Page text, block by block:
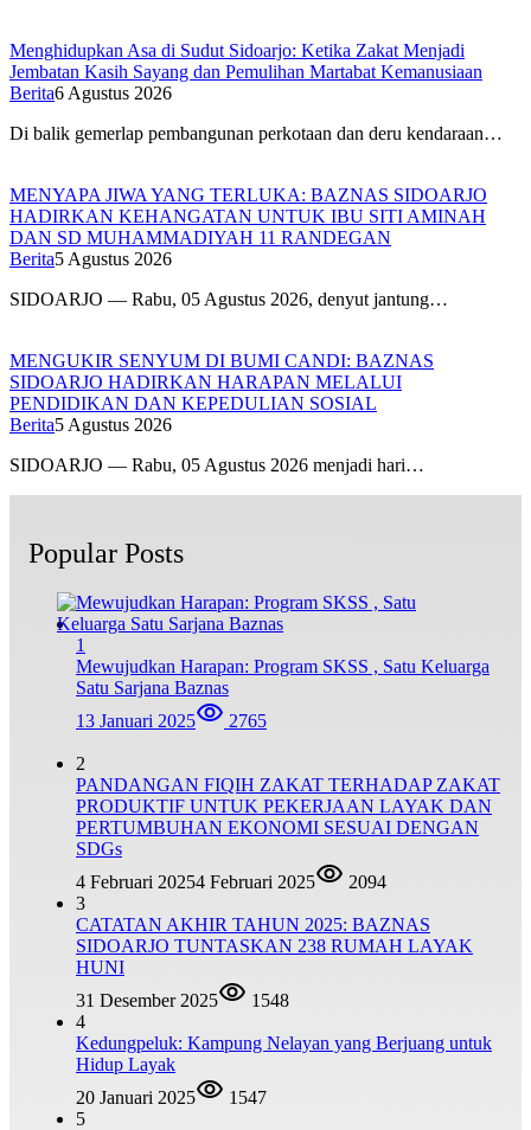
Menghidupkan Asa di Sudut Sidoarjo: Ketika Zakat Menjadi
Jembatan Kasih Sayang dan Pemulihan Martabat Kemanusiaan
Berita6 Agustus 2026
Di balik gemerlap pembangunan perkotaan dan deru kendaraan…
MENYAPA JIWA YANG TERLUKA: BAZNAS SIDOARJO
HADIRKAN KEHANGATAN UNTUK IBU SITI AMINAH
DAN SD MUHAMMADIYAH 11 RANDEGAN
Berita5 Agustus 2026
SIDOARJO — Rabu, 05 Agustus 2026, denyut jantung…
MENGUKIR SENYUM DI BUMI CANDI: BAZNAS
SIDOARJO HADIRKAN HARAPAN MELALUI
PENDIDIKAN DAN KEPEDULIAN SOSIAL
Berita5 Agustus 2026
SIDOARJO — Rabu, 05 Agustus 2026 menjadi hari…
Popular Posts
1
Mewujudkan Harapan: Program SKSS , Satu Keluarga
Satu Sarjana Baznas
13 Januari 2025
2765
2
PANDANGAN FIQIH ZAKAT TERHADAP ZAKAT
PRODUKTIF UNTUK PEKERJAAN LAYAK DAN
PERTUMBUHAN EKONOMI SESUAI DENGAN
SDGs
4 Februari 20254 Februari 2025
2094
3
CATATAN AKHIR TAHUN 2025: BAZNAS
SIDOARJO TUNTASKAN 238 RUMAH LAYAK
HUNI
31 Desember 2025
1548
4
Kedungpeluk: Kampung Nelayan yang Berjuang untuk
Hidup Layak
20 Januari 2025
1547
5